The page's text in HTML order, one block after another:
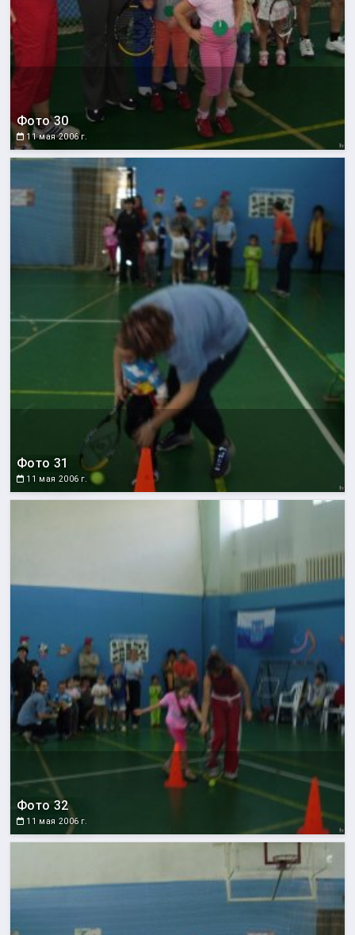
Фото 30
11 мая 2006 г.
Фото 31
11 мая 2006 г.
Фото 32
11 мая 2006 г.